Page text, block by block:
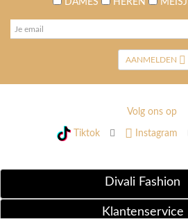
DAMES HEREN
AANMELDEN
Volg ons op
Tiktok Instagram
Divali Fashion
Klantenservice